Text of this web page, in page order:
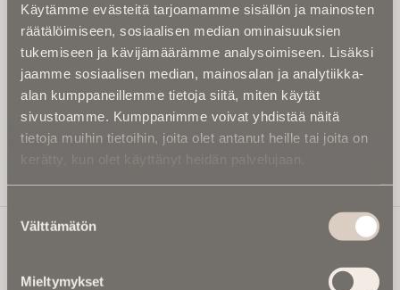
Käytämme evästeitä tarjoamamme sisällön ja mainosten
räätälöimiseen, sosiaalisen median ominaisuuksien
tukemiseen ja kävijämäärämme analysoimiseen. Lisäksi
jaamme sosiaalisen median, mainosalan ja analytiikka-
alan kumppaneillemme tietoja siitä, miten käytät
sivustoamme. Kumppanimme voivat yhdistää näitä
tietoja muihin tietoihin, joita olet antanut heille tai joita on
kerätty, kun olet käyttänyt heidän palvelujaan.
valinta
Välttämätön
Mieltymykset
etteivät kiinnostavat artikkelit jää huomaamatta.
Uutiskirje on maksuton eikä se velvoita mihinkään.
Kirjoita tähän sähköpostiosoite, johon haluat uutiskirjeen
tulevan:
Tilaa Uutiskirje
Ikuisuusmedia